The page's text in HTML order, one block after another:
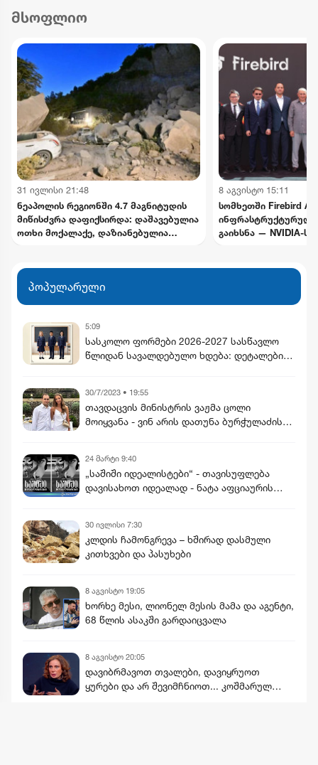
მსოფლიო
31 ივლისი 21:48
ნეაპოლის რეგიონში 4.7 მაგნიტუდის
მიწისძვრა დაფიქსირდა: დაშავებულია
ოთხი მოქალაქე, დაზიანებულია
8 აგვისტო 15:11
სომხეთში Firebird
ინფრასტრუქტურული
გაიხსნა — NVIDIA-ს
პოპულარული
5:09
სასკოლო ფორმები 2026-2027 სასწავლო
წლიდან სავალდებულო ხდება: დეტალები,
30/7/2023 • 19:55
თავდაცვის მინისტრის ვაჟმა ცოლი
მოიყვანა - ვინ არის დათუნა ბურჭულაძის
24 მარტი 9:40
„საშიში იდეალისტები“ - თავისუფლება
დავისახოთ იდეალად - ნატა აფციაურის
30 ივლისი 7:30
კლდის ჩამონგრევა – ხშირად დასმული
კითხვები და პასუხები
8 აგვისტო 19:05
ხორხე მესი, ლიონელ მესის მამა და აგენტი,
68 წლის ასაკში გარდაიცვალა
8 აგვისტო 20:05
დავიბრმავოთ თვალები, დავიყრუოთ
ყურები და არ შევიმჩნიოთ... კოშმარულ